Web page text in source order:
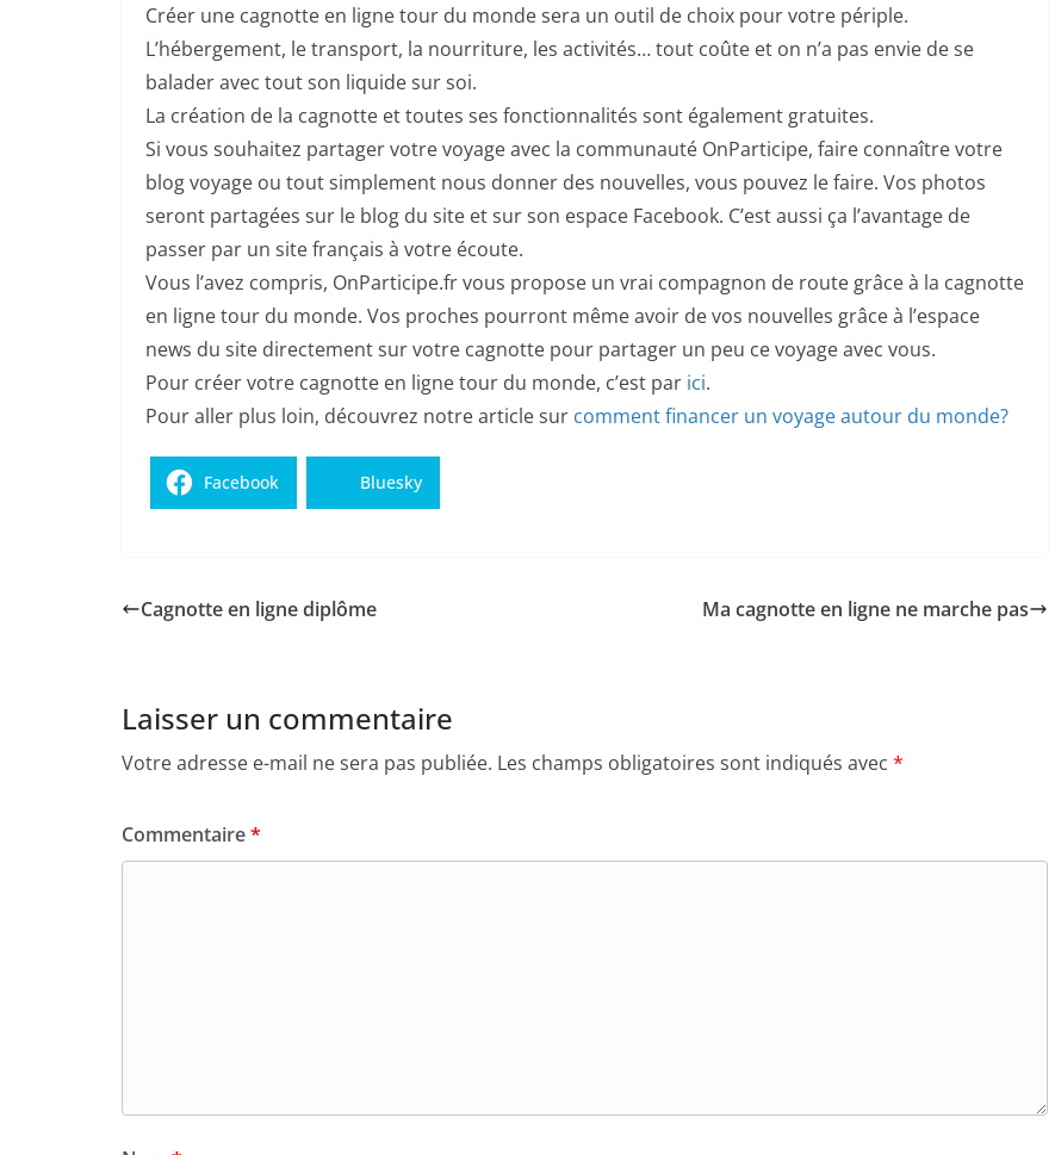
Créer une cagnotte en ligne tour du monde sera un outil de choix pour votre périple.
L’hébergement, le transport, la nourriture, les activités… tout coûte et on n’a pas envie de se
balader avec tout son liquide sur soi.
La création de la cagnotte et toutes ses fonctionnalités sont également gratuites.
Si vous souhaitez partager votre voyage avec la communauté OnParticipe, faire connaître votre
blog voyage ou tout simplement nous donner des nouvelles, vous pouvez le faire. Vos photos
seront partagées sur le blog du site et sur son espace Facebook. C’est aussi ça l’avantage de
passer par un site français à votre écoute.
Vous l’avez compris, OnParticipe.fr vous propose un vrai compagnon de route grâce à la cagnotte
en ligne tour du monde. Vos proches pourront même avoir de vos nouvelles grâce à l’espace
news du site directement sur votre cagnotte pour partager un peu ce voyage avec vous.
Pour créer votre cagnotte en ligne tour du monde, c’est par ici.
Pour aller plus loin, découvrez notre article sur comment financer un voyage autour du monde?
Facebook Bluesky
Cagnotte en ligne diplôme Ma cagnotte en ligne ne marche pas
Laisser un commentaire
Votre adresse e-mail ne sera pas publiée. Les champs obligatoires sont indiqués avec *
Commentaire*